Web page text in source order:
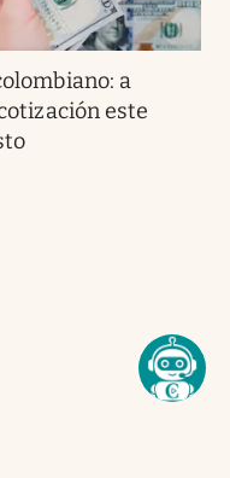
a
este